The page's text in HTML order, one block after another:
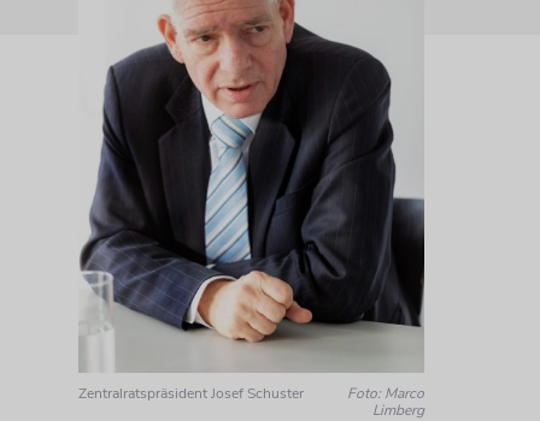
Zentralratspräsident Josef Schuster
Foto: Marco
Limberg